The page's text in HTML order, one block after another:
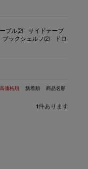
ブル(2)
サイドテーブ
ブックシェルフ(2)
ドロ
高価格順 新着順 商品名順
1件あります